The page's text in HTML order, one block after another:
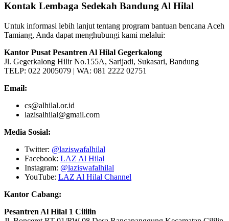
Kontak Lembaga Sedekah Bandung Al Hilal
Untuk informasi lebih lanjut tentang program bantuan bencana Aceh
Tamiang, Anda dapat menghubungi kami melalui:
Kantor Pusat Pesantren Al Hilal Gegerkalong
Jl. Gegerkalong Hilir No.155A, Sarijadi, Sukasari, Bandung
TELP: 022 2005079 | WA: 081 2222 02751
Email:
cs@alhilal.or.id
lazisalhilal@gmail.com
Media Sosial:
Twitter: @laziswafalhilal
Facebook: LAZ Al Hilal
Instagram: @laziswafalhilal
YouTube: LAZ Al Hilal Channel
Kantor Cabang:
Pesantren Al Hilal 1 Cililin